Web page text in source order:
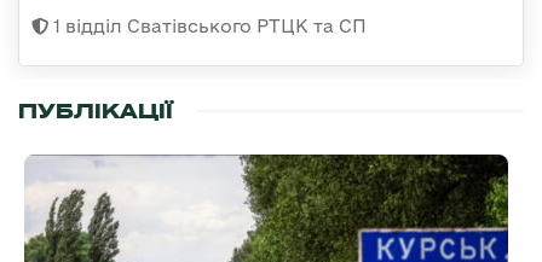
1 відділ Сватівського РТЦК та СП
ПУБЛІКАЦІЇ